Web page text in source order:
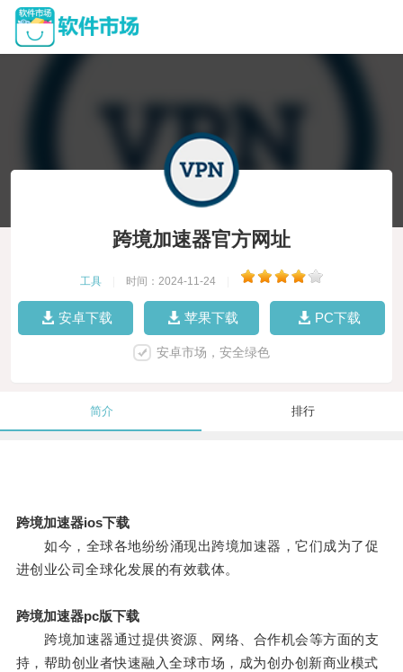
跨境加速器官方网址
工具 时间：2024-11-24
安卓下载 苹果下载 PC下载
安卓市场，安全绿色
简介 排行
跨境加速器ios下载
如今，全球各地纷纷涌现出跨境加速器，它们成为了促
进创业公司全球化发展的有效载体。
跨境加速器pc版下载
跨境加速器通过提供资源、网络、合作机会等方面的支
持，帮助创业者快速融入全球市场，成为创办创新商业模式